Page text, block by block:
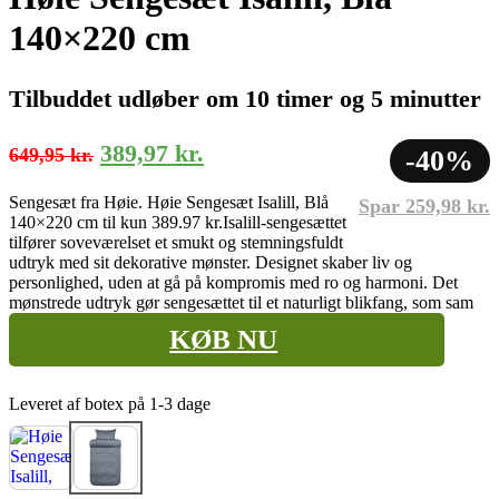
140×220 cm
Tilbuddet udløber om 10 timer og 5 minutter
649,95kr. Den
pris
var:
649,95 kr..
389,97 kr.
pris
er:
389,97 kr..
-40%
Spar 259,98 kr.
Sengesæt fra Høie. Høie Sengesæt Isalill, Blå
140×220 cm til kun 389.97 kr.Isalill-sengesættet
tilfører soveværelset et smukt og stemningsfuldt
udtryk med sit dekorative mønster. Designet skaber liv og
personlighed, uden at gå på kompromis med ro og harmoni. Det
mønstrede udtryk gør sengesættet til et naturligt blikfang, som sam
KØB NU
Leveret af botex på 1-3 dage